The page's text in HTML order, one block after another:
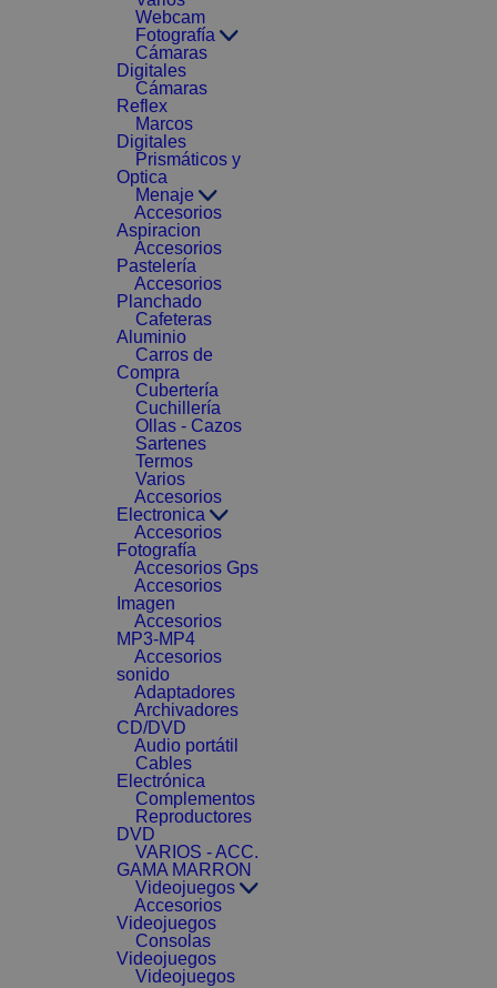
Webcam
Fotografía
Cámaras
Digitales
Cámaras
Reflex
Marcos
Digitales
Prismáticos y
Optica
Menaje
Accesorios
Aspiracion
Accesorios
Pastelería
Accesorios
Planchado
Cafeteras
Aluminio
Carros de
Compra
Cubertería
Cuchillería
Ollas - Cazos
Sartenes
Termos
Varios
Accesorios
Electronica
Accesorios
Fotografía
Accesorios Gps
Accesorios
Imagen
Accesorios
MP3-MP4
Accesorios
sonido
Adaptadores
Archivadores
CD/DVD
Audio portátil
Cables
Electrónica
Complementos
Reproductores
DVD
VARIOS - ACC.
GAMA MARRON
Videojuegos
Accesorios
Videojuegos
Consolas
Videojuegos
Videojuegos